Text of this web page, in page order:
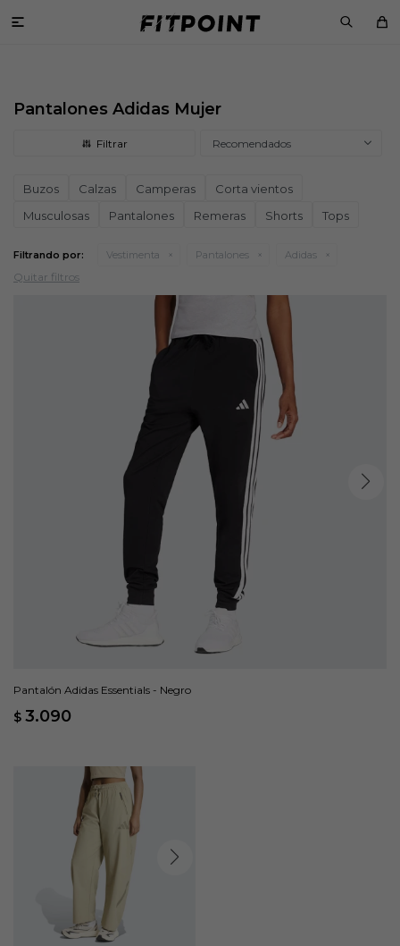

Pantalones Adidas Mujer
Recomendados
Buzos Calzas Camperas
Corta vientos
Musculosas
Pantalones Remeras Shorts Tops
Filtrando por: Vestimenta Pantalones Adidas
Quitar filtros
Pantalón Adidas Essentials - Negro
$ 3.090